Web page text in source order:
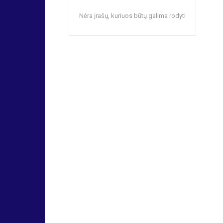
Nėra įrašų, kuriuos būtų galima rodyti